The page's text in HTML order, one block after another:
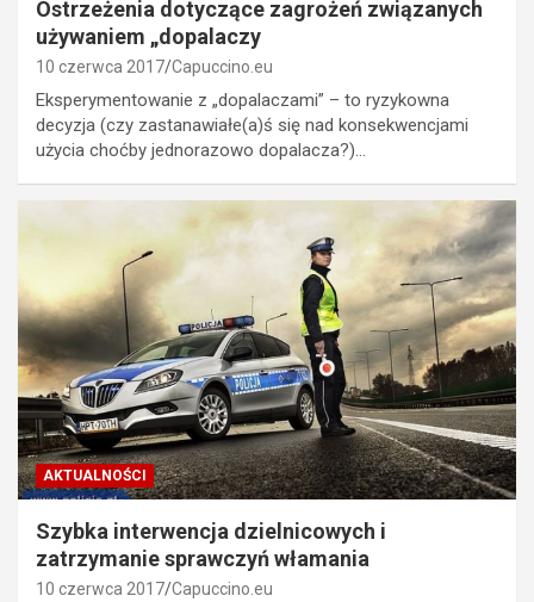
Ostrzeżenia dotyczące zagrożeń związanych
używaniem „dopalaczy
10 czerwca 2017 Capuccino.eu
Eksperymentowanie z „dopalaczami” – to ryzykowna
decyzja (czy zastanawiałe(a)ś się nad konsekwencjami
użycia choćby jednorazowo dopalacza?)…
AKTUALNOŚCI
Szybka interwencja dzielnicowych i
zatrzymanie sprawczyń włamania
10 czerwca 2017 Capuccino.eu